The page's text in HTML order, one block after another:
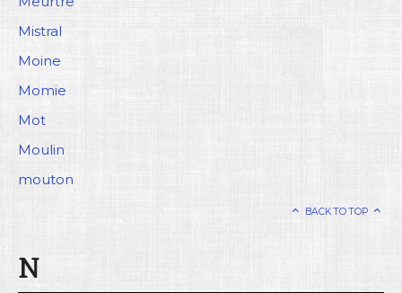
Mistral
Moine
Momie
Mot
Moulin
mouton
BACK TO TOP
N